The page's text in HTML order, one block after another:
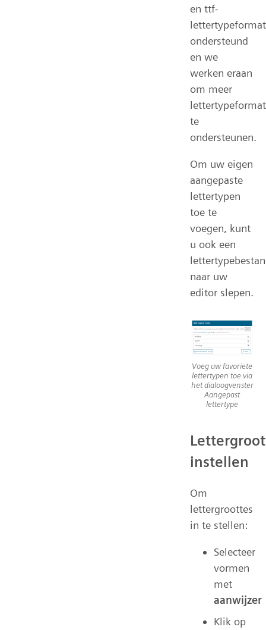
en ttf-
ondersteund
en we
werken eraan
om meer
te
ondersteunen.
Om uw eigen
aangepaste
lettertypen
toe te
voegen, kunt
u ook een
naar uw
editor slepen.
Voeg uw favoriete
lettertypen toe via
het dialoogvenster
Aangepast
lettertype
instellen
Om
lettergroottes
in te stellen:
Selecteer
vormen
met
aanwijzer
Klik op